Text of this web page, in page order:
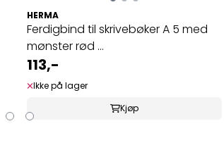
HERMA
Ferdigbind til skrivebøker A 5 med
mønster rød ...
113,-
Ikke på lager
Kjøp